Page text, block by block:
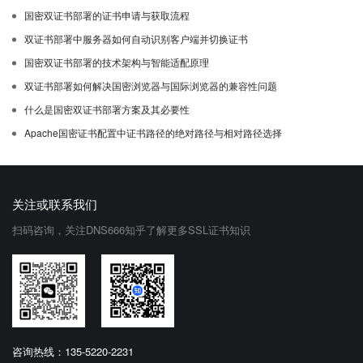
国密双证书部署的证书申请与获取流程
双证书部署中服务器如何自动识别客户端并切换证书
国密双证书部署的技术架构与智能适配原理
双证书部署如何解决国密浏览器与国际浏览器的兼容性问题
什么是国密双证书部署方案及其必要性
Apache国密证书配置中证书路径的绝对路径与相对路径选择
关注或联系我们
扫码咨询，关注DNS666知乎了解更多SSL证书知识
咨询热线：135-5220-2231